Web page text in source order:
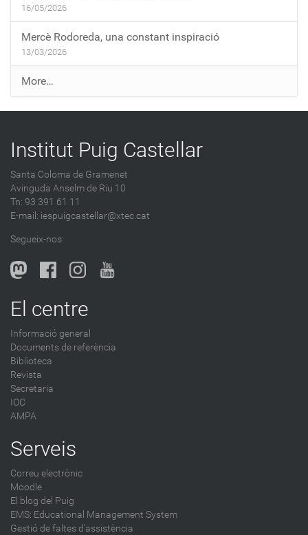
16/05/2026
Mercè Rodoreda, una constant inspiració
13/03/2026
E
n
t
a
e
s
a
b
l
o
-
More…
Institut Puig Castellar
Santa Coloma de Gramenet
Avinguda Anselm de Riu 10
Tn: 93 391 61 11
E-mail: iespuigcastellar@xtec.cat
Segueix-nos:
El centre
Informació general
Documents de referència
Biblioteca
Revista
Secretaria
IOC
AMPA
Serveis
Correu electrònic
Moodle
El blog del Puig
EMS: Educational Management System
Gestió de faltes d'assistència